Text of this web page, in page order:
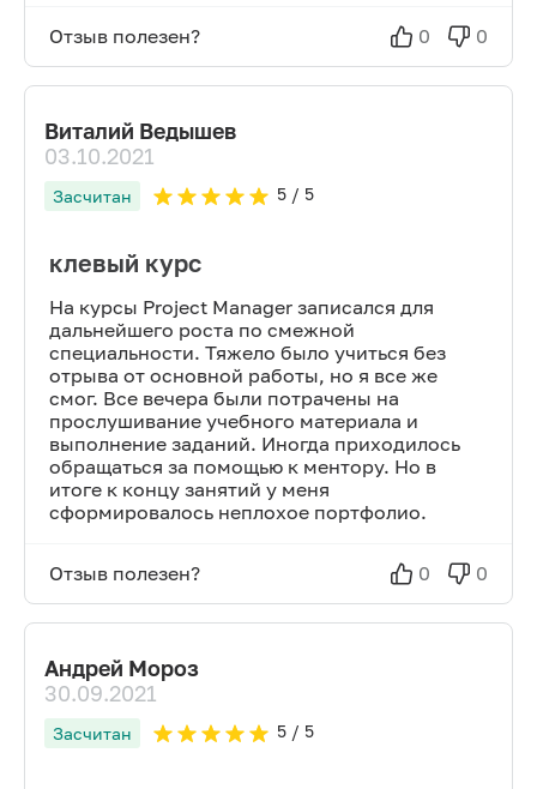
Отзыв полезен? 0 0
Виталий Ведышев
03.10.2021
Засчитан 5/ 5
клевый курс
На курсы Project Manager записался для
дальнейшего роста по смежной
специальности. Тяжело было учиться без
отрыва от основной работы, но я все же
смог. Все вечера были потрачены на
прослушивание учебного материала и
выполнение заданий. Иногда приходилось
обращаться за помощью к ментору. Но в
итоге к концу занятий у меня
сформировалось неплохое портфолио.
Отзыв полезен? 0 0
Андрей Мороз
30.09.2021
Засчитан 5/ 5